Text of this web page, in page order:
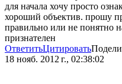
для начала хочу просто
хороший объектив. прошу
правильно или не понятно
признателен
ОтветитьЦитировать
18 нояб. 2012 г., 02:38:02